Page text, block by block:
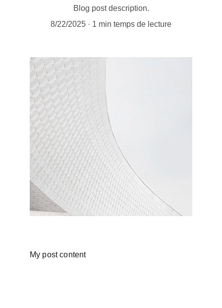
Blog post description.
8/22/2025
1 min temps de lecture
My post content